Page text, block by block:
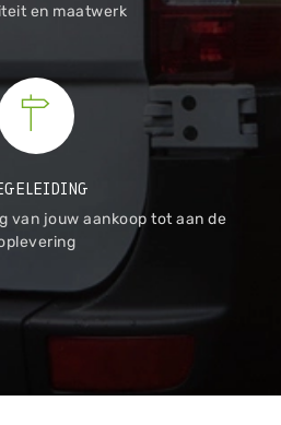
en maatwerk
van jouw aankoop tot aan de